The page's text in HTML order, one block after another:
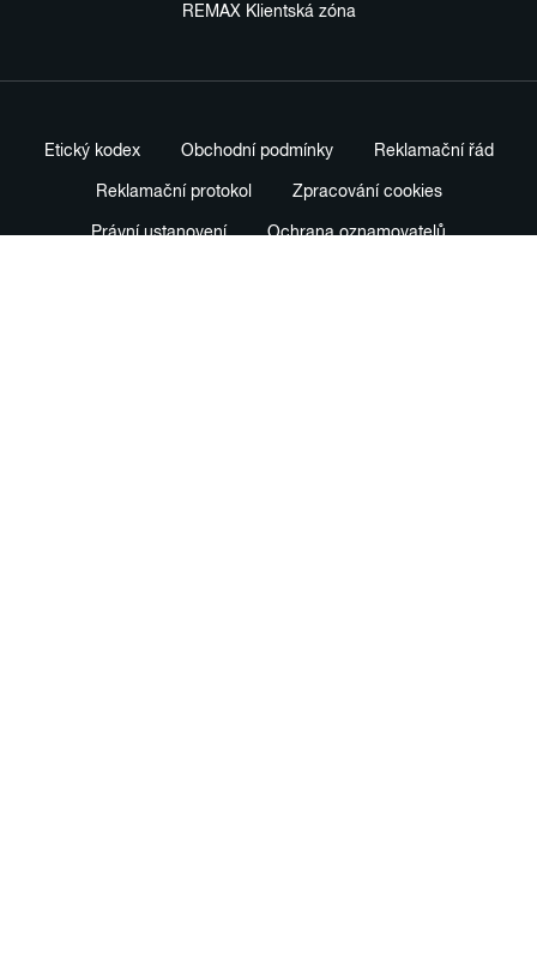
REMAX Klientská zóna
Etický kodex Obchodní podmínky Reklamační řád
Reklamační protokol Zpracování cookies
Právní ustanovení Ochrana oznamovatelů